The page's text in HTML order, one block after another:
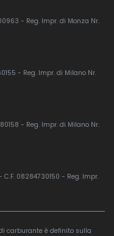
- Reg. Impr. di Monza Nr.
- Reg. Impr. di Milano Nr.
- Reg. Impr. di Milano Nr.
08284730150 - Reg. Impr.
carburante è definito sulla